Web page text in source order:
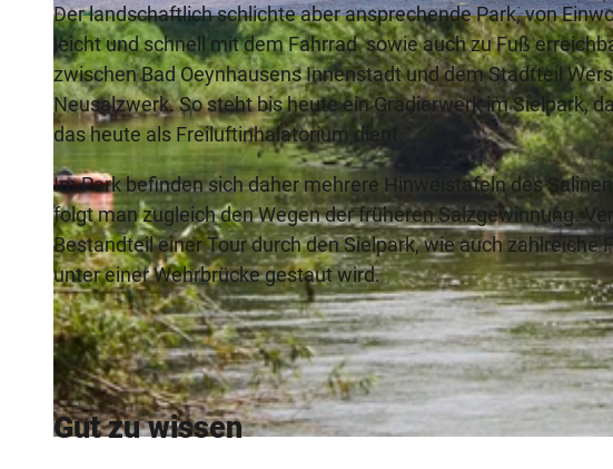
© www.peterhuebbe.com, Staatsbad Bad Oeynhausen / P. Hübbe |CC-BY-NC-ND
Der landschaftlich schlichte aber ansprechende Park, von
leicht und schnell mit dem Fahrrad sowie auch zu Fuß
zwischen Bad Oeynhausens Innenstadt und dem Stadtteil
Neusalzwerk. So steht bis heute ein Gradierwerk im Sielpark,
das heute als Freiluftinhalatorium dient.
Im Park befinden sich daher mehrere Hinweistafeln des
folgt man zugleich den Wegen der früheren Salzgewinnung.
Bestandteil einer Tour durch den Sielpark, wie auch zahlreiche
unter einer Wehrbrücke gestaut wird.
Gut zu wissen